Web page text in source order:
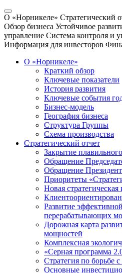
О «Норникеле» Стратегический
Обзор бизнеса Устойчивое
управление Система контроля и
Информация для инвесторов
О «Норникеле»
Краткий обзор
Ключевые показатели
История развития
Ключевые события
Бизнес-модель
География бизнеса
Структура Группы
Схема производства
Стратегический отчет
Закрытие
Обращение
Обращение
Приоритеты
Новая
Развитие
перерабатывающих
Дорожная карта
мощностей
Комплексная
«Серная программа
Стратегия по борьбе
Основные